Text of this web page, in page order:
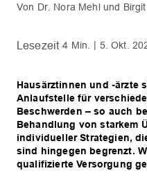
Dr. Nora Mehl
4 Min. 5. Okt.
Hausärztinnen und -ärzte
Anlaufstelle für
Beschwerden – so auch
Behandlung von starkem
individueller Strategien,
sind hingegen begrenzt.
qualifizierte Versorgung